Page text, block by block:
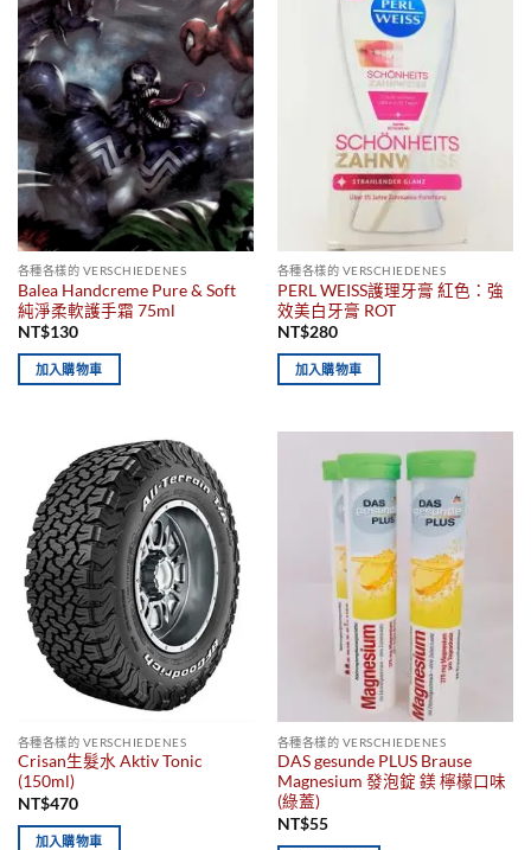
各種各樣的 VERSCHIEDENES
Balea Handcreme Pure & Soft
純淨柔軟護手霜 75ml
NT$130
加入購物車
各種各樣的 VERSCHIEDENES
PERL WEISS護理牙膏 紅色：強
效美白牙膏 ROT
NT$280
加入購物車
各種各樣的 VERSCHIEDENES
Crisan生髮水 Aktiv Tonic
(150ml)
NT$470
加入購物車
各種各樣的 VERSCHIEDENES
DAS gesunde PLUS Brause
Magnesium 發泡錠 鎂 檸檬口味
(綠蓋)
NT$55